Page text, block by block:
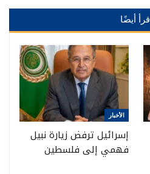
اقرأ أيضًا
الأخبار
إسرائيل ترفض زيارة نبيل
فهمي إلى فلسطين